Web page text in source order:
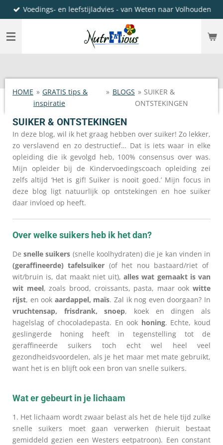
Ga
direct
naar
hoofdinhoud
Voedings- en leefstijladvies - van Weten naar Volhouden
HOME » GRATIS tips &
inspiratie
» BLOGS » SUIKER &
ONTSTEKINGEN
SUIKER & ONTSTEKINGEN
In deze blog, wil ik het graag hebben over suiker! Zo lekker,
zo verslavend en zo destructief… Dat is iets waar in elke
opleiding die ik gevolgd heb, 100% consensus over was.
Mijn opleider bij de Kindervoedingscoach opleiding zei
zelfs altijd ‘Het is gif! Suiker is nooit goed.’ Mijn focus in
deze blog ligt natuurlijk op ontstekingen en hoe suiker
daar invloed op heeft.
Over welke suikers heb ik het dan?
Desnelle suikers (snelle koolhydraten) die je kan vinden in
(geraffineerde) tafelsuiker (of het nou bastaard/riet of
wit/bruin is, dat maakt niet uit),alles wat gemaakt is van
wit meel, zoals brood, croissants, pasta, maar ook witte
rijst, en ook aardappel, maïs. Zal ik nog even doorgaan? In
vruchtensap, frisdrank, snoep, koek en dingen als
hagelslag of chocoladepasta. En ook honing. Echte, koud
geslingerde honing heeft in tegenstelling tot de
geraffineerde suikers toch echt wel heel veel
gezondheidsvoordelen, als je het maar met mate gebruikt,
want het is en blijft ook een bron van snelle suikers.
Wat er gebeurt in je lichaam
1. Het lichaam wordt zwaar belast als het de hele tijd zulke
snelle suikers moet gaan verwerken (hieruit bestaat
gemiddeld gezien een Westers eetpatroon). Een constant